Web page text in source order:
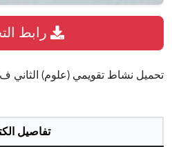
تحميل نشاط تقويمي (علوم) الثاني ف2 | البحرين
تفاصيل